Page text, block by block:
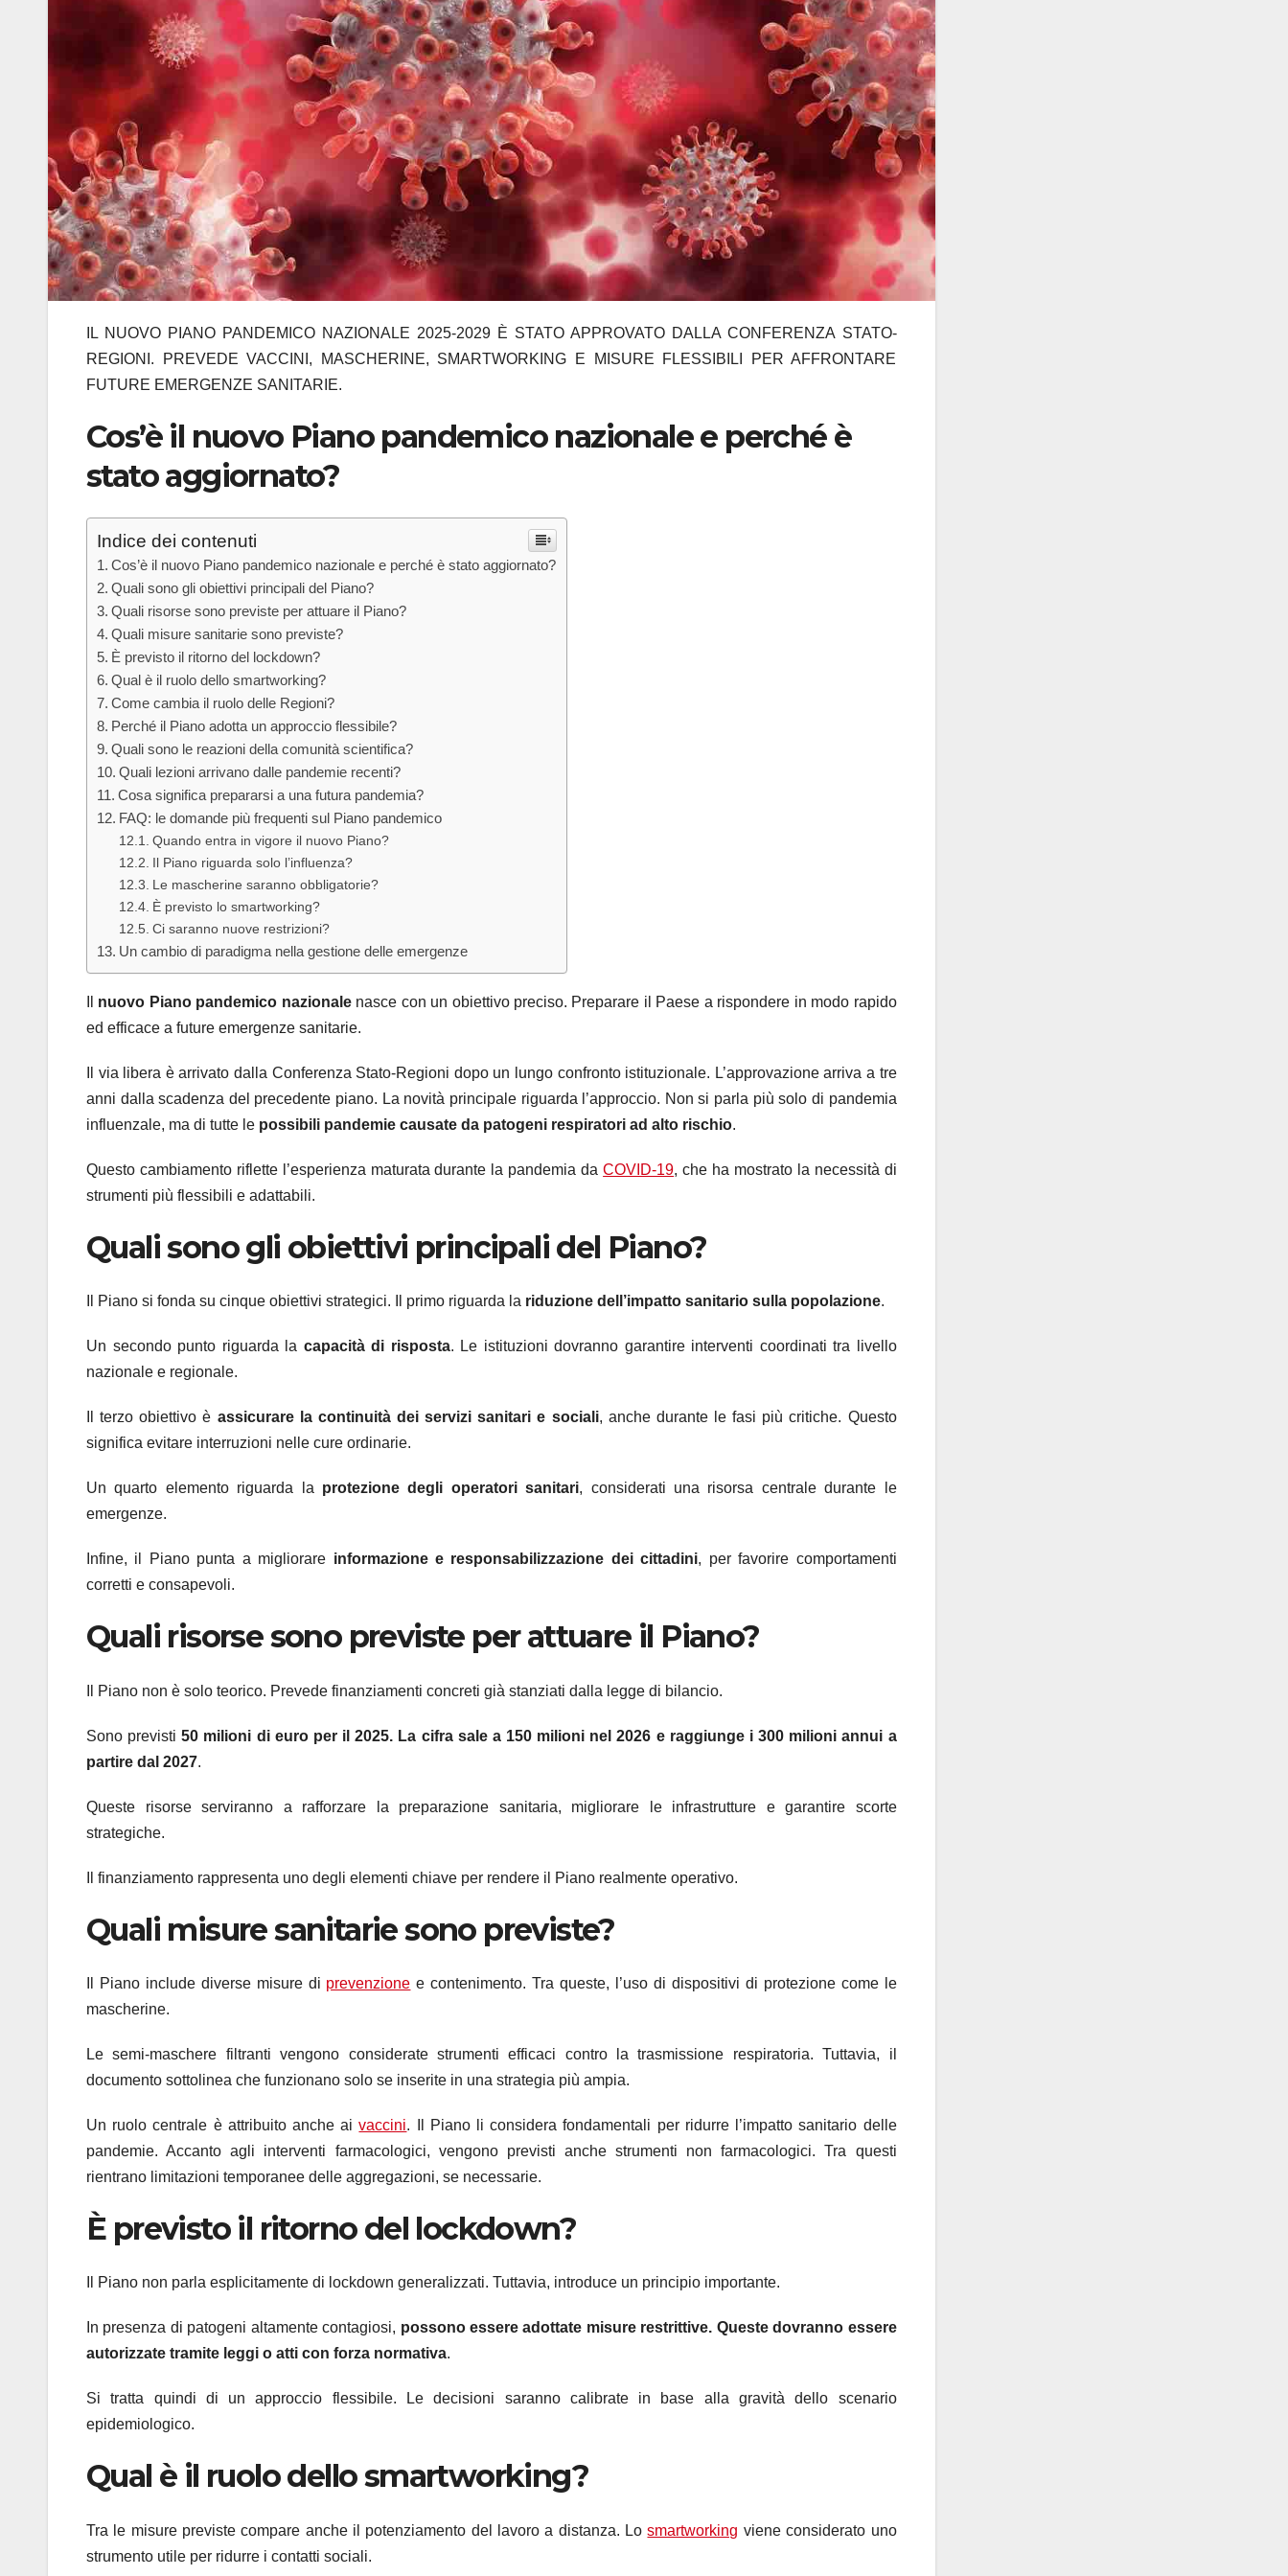
IL NUOVO PIANO PANDEMICO NAZIONALE 2025-2029 È STATO APPROVATO DALLA CONFERENZA STATO-
REGIONI. PREVEDE VACCINI, MASCHERINE, SMARTWORKING E MISURE FLESSIBILI PER AFFRONTARE
FUTURE EMERGENZE SANITARIE.
Cos’è il nuovo Piano pandemico nazionale e perché è
stato aggiornato?
Indice dei contenuti
Cos’è il nuovo Piano pandemico nazionale e perché è stato aggiornato?
Quali sono gli obiettivi principali del Piano?
Quali risorse sono previste per attuare il Piano?
Quali misure sanitarie sono previste?
È previsto il ritorno del lockdown?
Qual è il ruolo dello smartworking?
Come cambia il ruolo delle Regioni?
Perché il Piano adotta un approccio flessibile?
Quali sono le reazioni della comunità scientifica?
Quali lezioni arrivano dalle pandemie recenti?
Cosa significa prepararsi a una futura pandemia?
FAQ: le domande più frequenti sul Piano pandemico
Quando entra in vigore il nuovo Piano?
Il Piano riguarda solo l’influenza?
Le mascherine saranno obbligatorie?
È previsto lo smartworking?
Ci saranno nuove restrizioni?
Un cambio di paradigma nella gestione delle emergenze
nuovo Piano pandemico nazionalenasce con un obiettivo preciso. Preparare il Paese a rispondere in modo rapido
ed efficace a future emergenze sanitarie.
Il via libera è arrivato dalla Conferenza Stato-Regioni dopo un lungo confronto istituzionale. L’approvazione arriva a tre
anni dalla scadenza del precedente piano. La novità principale riguarda l’approccio. Non si parla più solo di pandemia
influenzale, ma di tutte le possibili pandemie causate da patogeni respiratori ad alto rischio.
Questo cambiamento riflette l’esperienza maturata durante la pandemia daCOVID-19, che ha mostrato la necessità di
strumenti più flessibili e adattabili.
Quali sono gli obiettivi principali del Piano?
Il Piano si fonda su cinque obiettivi strategici. Il primo riguarda la riduzione dell’impatto sanitario sulla popolazione.
Un secondo punto riguarda la capacità di risposta. Le istituzioni dovranno garantire interventi coordinati tra livello
nazionale e regionale.
Il terzo obiettivo è assicurare la continuità dei servizi sanitari e sociali, anche durante le fasi più critiche. Questo
significa evitare interruzioni nelle cure ordinarie.
Un quarto elemento riguarda la protezione degli operatori sanitari, considerati una risorsa centrale durante le
emergenze.
Infine, il Piano punta a migliorare informazione e responsabilizzazione dei cittadini, per favorire comportamenti
corretti e consapevoli.
Quali risorse sono previste per attuare il Piano?
Il Piano non è solo teorico. Prevede finanziamenti concreti già stanziati dalla legge di bilancio.
Sono previsti 50 milioni di euro per il 2025. La cifra sale a 150 milioni nel 2026 e raggiunge i 300 milioni annui a
partire dal 2027.
Queste risorse serviranno a rafforzare la preparazione sanitaria, migliorare le infrastrutture e garantire scorte
strategiche.
Il finanziamento rappresenta uno degli elementi chiave per rendere il Piano realmente operativo.
Quali misure sanitarie sono previste?
Il Piano include diverse misure di prevenzione e contenimento. Tra queste, l’uso di dispositivi di protezione come le
mascherine.
Le semi-maschere filtranti vengono considerate strumenti efficaci contro la trasmissione respiratoria. Tuttavia, il
documento sottolinea che funzionano solo se inserite in una strategia più ampia.
Un ruolo centrale è attribuito anche aivaccini. Il Piano li considera fondamentali per ridurre l’impatto sanitario delle
pandemie. Accanto agli interventi farmacologici, vengono previsti anche strumenti non farmacologici. Tra questi
rientrano limitazioni temporanee delle aggregazioni, se necessarie.
È previsto il ritorno del lockdown?
Il Piano non parla esplicitamente di lockdown generalizzati. Tuttavia, introduce un principio importante.
In presenza di patogeni altamente contagiosi, possono essere adottate misure restrittive. Queste dovranno essere
autorizzate tramite leggi o atti con forza normativa.
Si tratta quindi di un approccio flessibile. Le decisioni saranno calibrate in base alla gravità dello scenario
epidemiologico.
Qual è il ruolo dello smartworking?
Tra le misure previste compare anche il potenziamento del lavoro a distanza. Losmartworking viene considerato uno
strumento utile per ridurre i contatti sociali.